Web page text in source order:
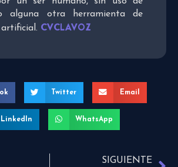
alguna otra herramienta de
CVCLAVOZ
Twitter Email
LinkedIn WhatsApp
SIGUIENTE